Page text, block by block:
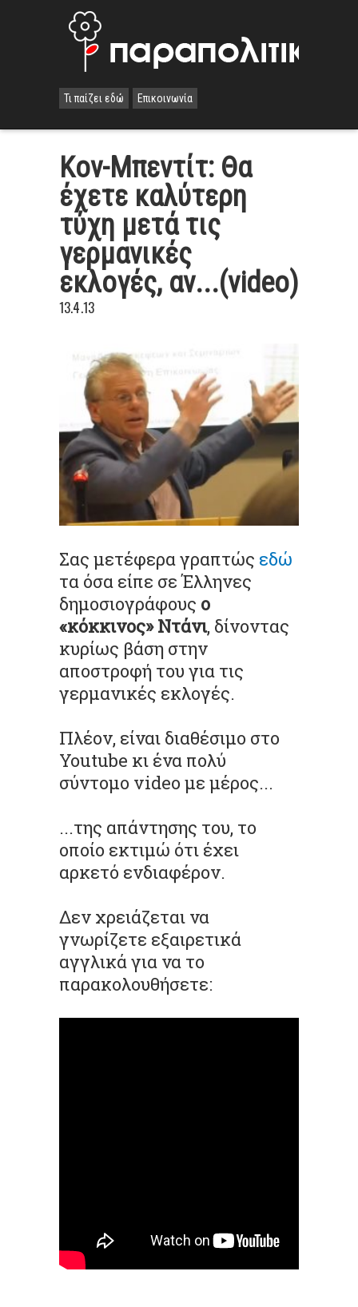
Τι παίζει εδώ Επικοινωνία
Κον-Μπεντίτ: Θα
έχετε καλύτερη
τύχη μετά τις
γερμανικές
εκλογές, αν...(video)
13.4.13
Σας μετέφερα γραπτώς εδώ
τα όσα είπε σε Έλληνες
δημοσιογράφους ο
«κόκκινος» Ντάνι, δίνοντας
κυρίως βάση στην
αποστροφή του για τις
γερμανικές εκλογές.
Πλέον, είναι διαθέσιμο στο
Youtube κι ένα πολύ
σύντομο video με μέρος...
...της απάντησης του, το
οποίο εκτιμώ ότι έχει
αρκετό ενδιαφέρον.
Δεν χρειάζεται να
γνωρίζετε εξαιρετικά
αγγλικά για να το
παρακολουθήσετε: